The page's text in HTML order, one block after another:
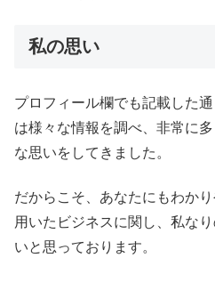
私の思い
プロフィール欄でも記載した
は様々な情報を調べ、非常に
な思いをしてきました。
だからこそ、あなたにもわか
用いたビジネスに関し、私な
いと思っております。